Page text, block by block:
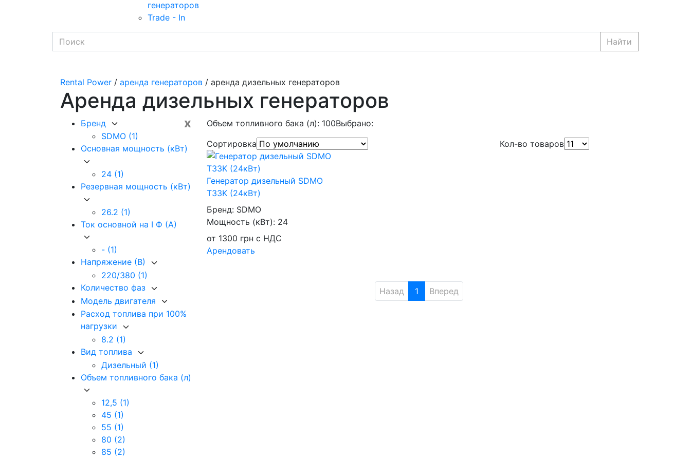
генераторов
Trade - In
Найти
Rental Power / аренда генераторов / аренда дизельных генераторов
Аренда дизельных генераторов
x
Бренд
SDMO (1)
Основная мощность (кВт)
24 (1)
Резервная мощность (кВт)
26.2 (1)
Ток основной на I Ф (А)
- (1)
Напряжение (В)
220/380 (1)
Количество фаз
Модель двигателя
Расход топлива при 100%
нагрузки
8.2 (1)
Вид топлива
Дизельный (1)
Объем топливного бака (л)
12,5 (1)
45 (1)
55 (1)
80 (2)
85 (2)
Объем топливного бака (л): 100Выбрано:
Сортировка
Кол-во товаров
Генератор дизельный SDMO
T33K (24кВт)
Бренд: SDMO
Мощность (кВт): 24
от 1300 грн с НДС
Арендовать
Назад 1 Вперед